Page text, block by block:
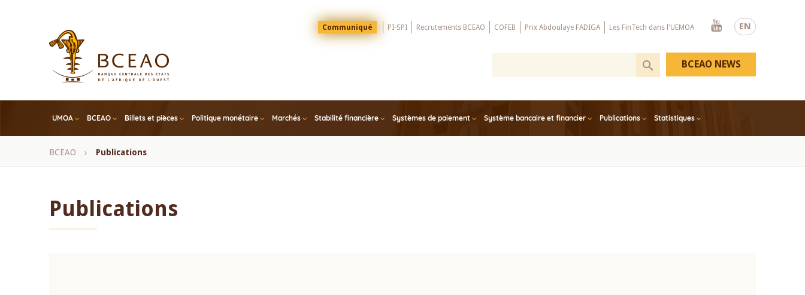
EN
Menu
Top
Communiqué PI-SPI Recrutements BCEAO COFEB Prix Abdoulaye FADIGA Les FinTech dans l'UEMOA
Youtube
UMOA BCEAO Billets et pièces Politique monétaire Marchés Stabilité financière Systèmes de paiement Système bancaire et financier Publications Statistiques
BCEAO NEWS
Fil
BCEAO Publications
Publications